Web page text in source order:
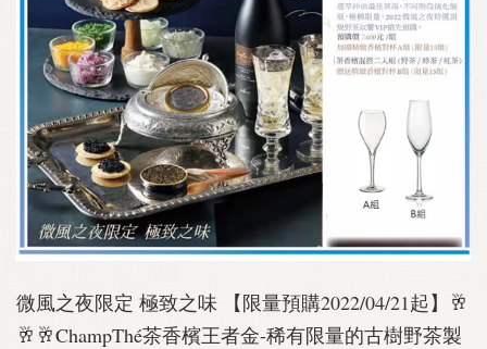
微風之夜限定 極致之味 【限量預購2022/04/21起】🥂
🥂🥂ChampThé茶香檳王者金-稀有限量的古樹野茶製